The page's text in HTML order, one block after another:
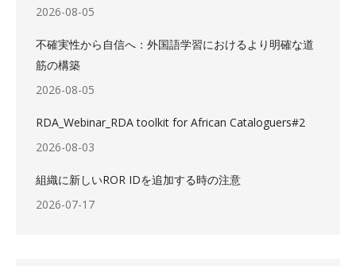
2026-08-05
不確実性から自信へ：外国語学習におけるより明確な道
筋の構築
2026-08-05
RDA_Webinar_RDA toolkit for African Cataloguers#2
2026-08-03
組織に新しいROR IDを追加する時の注意
2026-07-17